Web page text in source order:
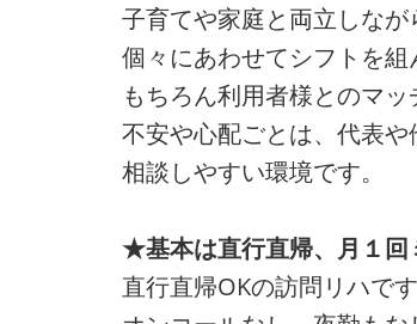
子育てや家庭と両立しなが
個々にあわせてシフトを組
もちろん利用者様とのマッ
不安や心配ごとは、代表や
相談しやすい環境です。
★基本は直行直帰、月１回
直行直帰OKの訪問リハです